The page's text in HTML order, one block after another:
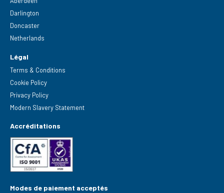
Darlington
Doncaster
Netherlands
Légal
Terms & Conditions
Cookie Policy
Privacy Policy
Modern Slavery Statement
Accréditations
Modes de paiement acceptés